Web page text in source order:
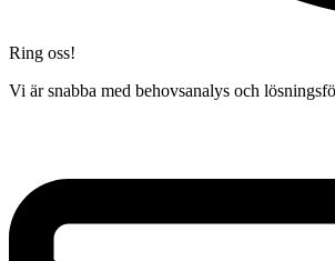
Ring oss!
Vi är snabba med behovsanalys och